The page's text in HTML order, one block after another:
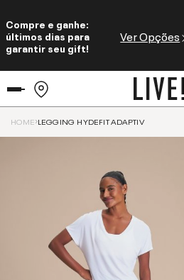
Compre e ganhe:
últimos dias para
garantir seu gift!
Ver Opções
HOME LEGGING HYDEFIT ADAPTIV